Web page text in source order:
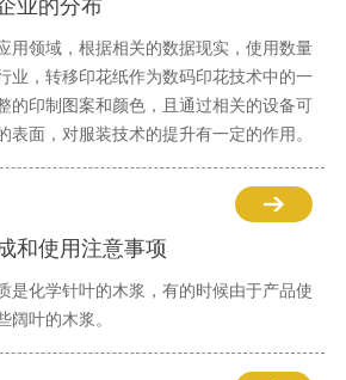
业的分布
用领域，根据相关的数据现实，使用数量
业，转移印花纸作为数码印花技术中的一
的印制图案和颜色，且通过相关的设备可
表面，对服装技术的提升有一定的作用。
和使用注意事项
是化学针叶的木浆，有的时候由于产品使
阔叶的木浆。